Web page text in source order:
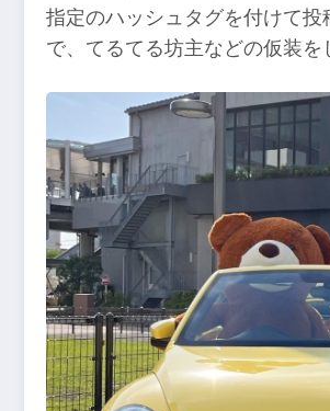
指定のハッシュタグを付けて
で、てるてる坊主などの仮装を